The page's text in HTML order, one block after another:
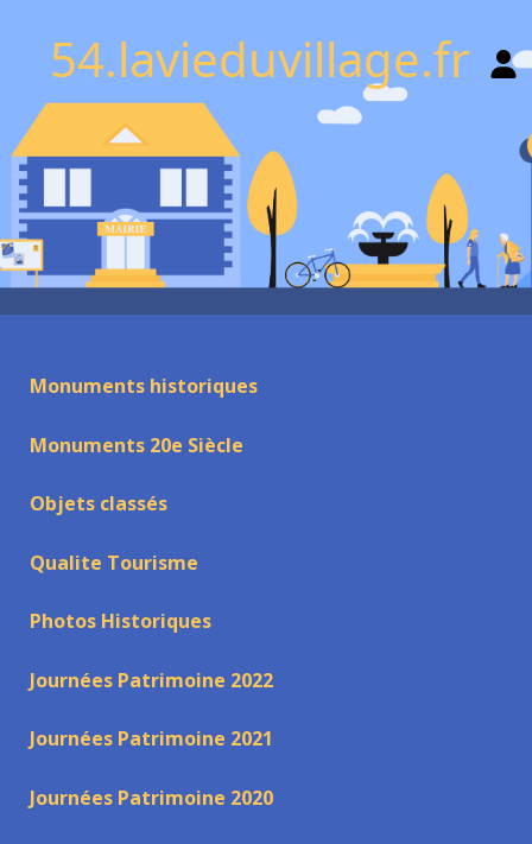
54.lavieduvillage.fr
Monuments historiques
Monuments 20e Siècle
Objets classés
Qualite Tourisme
Photos Historiques
Journées Patrimoine 2022
Journées Patrimoine 2021
Journées Patrimoine 2020